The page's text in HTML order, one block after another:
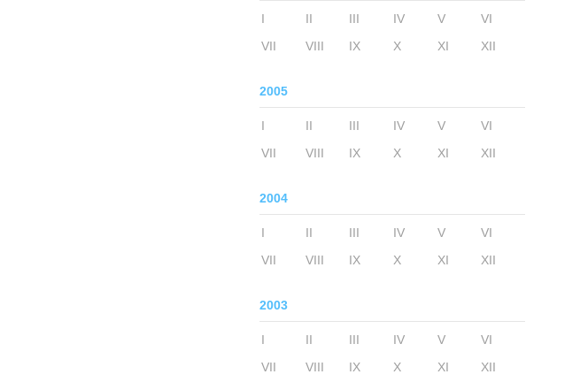
I II III IV V
VI
VII
VIII IX X XI XII
2005
I II III IV V
VI
VII
VIII IX X XI XII
2004
I II III IV V
VI
VII
VIII IX X XI XII
2003
I II III IV V
VI
VII
VIII IX X XI XII